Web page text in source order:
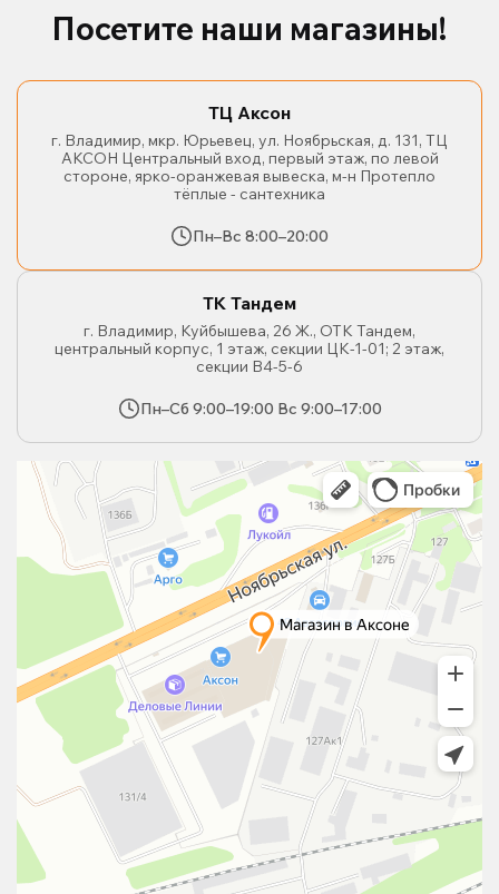
Посетите наши магазины!
ТЦ Аксон
г. Владимир, мкр. Юрьевец, ул. Ноябрьская, д. 131, ТЦ
АКСОН Центральный вход, первый этаж, по левой
стороне, ярко-оранжевая вывеска, м-н Протепло
тёплые - сантехника
Пн–Вс 8:00–20:00
ТК Тандем
г. Владимир, Куйбышева, 26 Ж., ОТК Тандем,
центральный корпус, 1 этаж, секции ЦК-1-01; 2 этаж,
секции В4-5-6
Пн–Сб 9:00–19:00 Вс 9:00–17:00